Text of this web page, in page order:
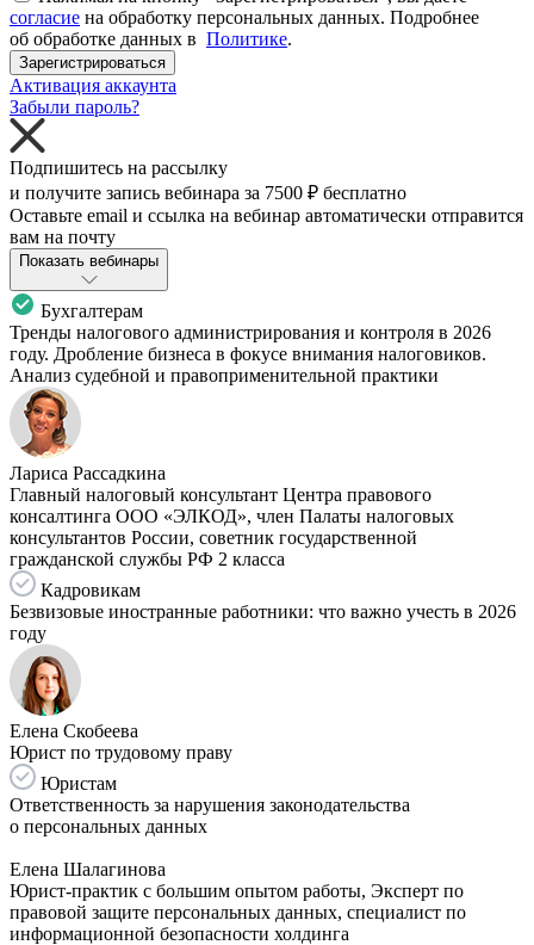
согласие на обработку персональных данных. Подробнее
об обработке данных в Политике.
Зарегистрироваться
Активация аккаунта
Забыли пароль?
Подпишитесь на рассылку
и получите запись вебинара за 7500 ₽ бесплатно
Оставьте email и ссылка на вебинар автоматически отправится
вам на почту
Показать вебинары
Бухгалтерам
Тренды налогового администрирования и контроля в 2026
году. Дробление бизнеса в фокусе внимания налоговиков.
Анализ судебной и правоприменительной практики
Лариса Рассадкина
Главный налоговый консультант Центра правового
консалтинга ООО «ЭЛКОД», член Палаты налоговых
консультантов России, советник государственной
гражданской службы РФ 2 класса
Кадровикам
Безвизовые иностранные работники: что важно учесть в 2026
году
Елена Скобеева
Юрист по трудовому праву
Юристам
Ответственность за нарушения законодательства
о персональных данных
Елена Шалагинова
Юрист-практик с большим опытом работы, Эксперт по
правовой защите персональных данных, специалист по
информационной безопасности холдинга